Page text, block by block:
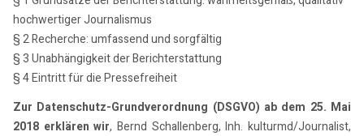
hochwertiger Journalismus
§ 2 Recherche: umfassend und sorgfältig
§ 3 Unabhängigkeit der Berichterstattung
§ 4 Eintritt für die Pressefreiheit
Zur Datenschutz-Grundverordnung (DSGVO) ab dem 25. Mai
2018 erklären wir, Bernd Schallenberg, Inh. kulturmd/Journalist,